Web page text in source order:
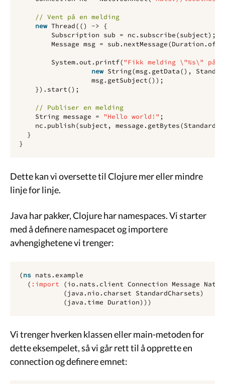
// Vent på en melding
new Thread (() ->
{
Subscription
sub = nc . subscribe ( subject);
Message msg = sub . nextMessage ( Duration .
System . out . printf( "Fikk melding \"%s\" på
new String(msg . getData (),
msg . getSubject ());
}). start ();
// Publiser en melding
String message = "Hello world!" ;
nc . publish ( subject , message . getBytes (
}
}
Dette kan vi oversette til Clojure mer eller mindre
linje for linje.
Java har pakker, Clojure har namespaces. Vi starter
med å definere namespacet og importere
avhengighetene vi trenger:
( ns nats.example
( :import ( io.nats.client Connection Message Nats
( java.nio.charset StandardCharsets)
( java.time Duration)))
Vi trenger hverken klassen eller main-metoden for
dette eksempelet, så vi går rett til å opprette en
connection og definere emnet: